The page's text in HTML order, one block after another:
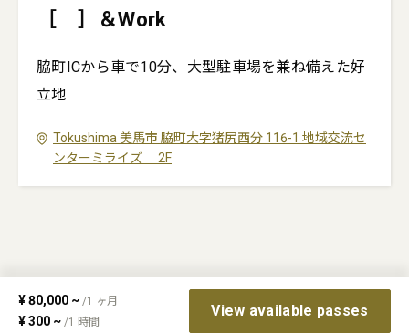
［ ］＆Work
脇町ICから車で10分、大型駐車場を兼ね備えた好
立地
Tokushima 美馬市 脇町大字猪尻西分 116-1 地域交流セ
ンターミライズ 2F
¥80,000 ~ /1 ヶ月
¥300 ~ /1 時間
View available passes